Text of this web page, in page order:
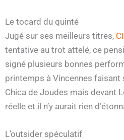
Le tocard du quinté
Jugé sur ses meilleurs titres,
tentative au trot attelé, ce
signé plusieurs bonnes
printemps à Vincennes faisant
Chica de Joudes mais devant
réelle et il n’y aurait rien
L’outsider spéculatif